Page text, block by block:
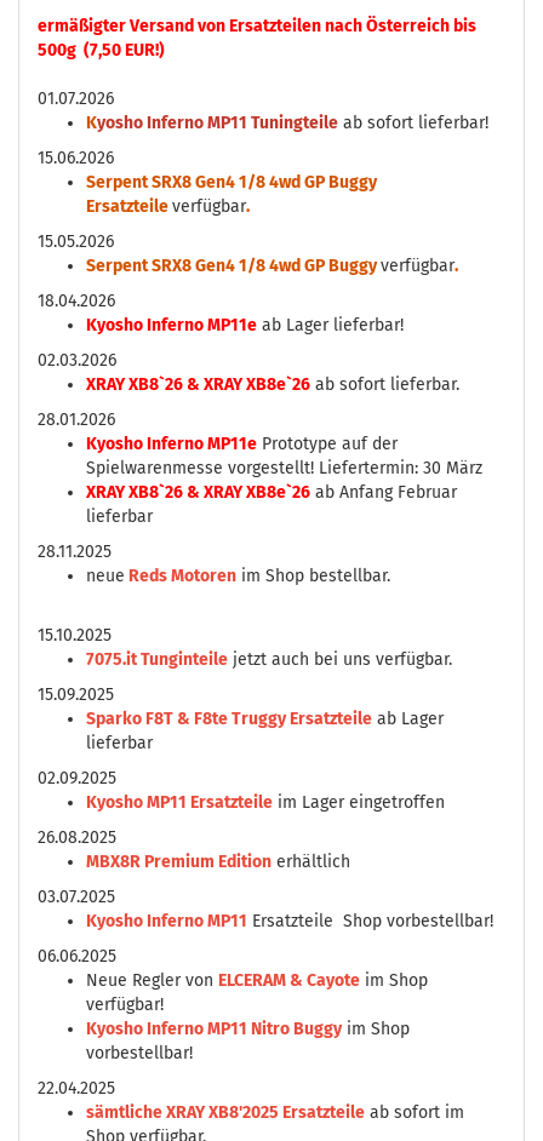
ermäßigter Versand von Ersatzteilen nach Österreich bis
500g (7,50 EUR!)
01.07.2026
Kyosho Inferno MP11 Tuningteile ab sofort lieferbar!
15.06.2026
Serpent SRX8 Gen4 1/8 4wd GP Buggy
Ersatzteileverfügbar.
15.05.2026
Serpent SRX8 Gen4 1/8 4wd GP Buggyverfügbar.
18.04.2026
Kyosho Inferno MP11e ab Lager lieferbar!
02.03.2026
XRAY XB8`26 & XRAY XB8e`26 ab sofort lieferbar.
28.01.2026
Kyosho Inferno MP11e Prototype auf der
Spielwarenmesse vorgestellt! Liefertermin: 30 März
XRAY XB8`26 & XRAY XB8e`26 ab Anfang Februar
lieferbar
28.11.2025
neue Reds Motoren im Shop bestellbar.
15.10.2025
7075.it Tunginteile jetzt auch bei uns verfügbar.
15.09.2025
Sparko F8T & F8te Truggy Ersatzteile ab Lager
lieferbar
02.09.2025
Kyosho MP11 Ersatzteile im Lager eingetroffen
26.08.2025
MBX8R Premium Edition erhältlich
03.07.2025
Kyosho Inferno MP11 Ersatzteile Shop vorbestellbar!
06.06.2025
Neue Regler von ELCERAM & Cayote im Shop
verfügbar!
Kyosho Inferno MP11 Nitro Buggyim Shop
vorbestellbar!
22.04.2025
sämtliche XRAY XB8'2025 Ersatzteile ab sofort im